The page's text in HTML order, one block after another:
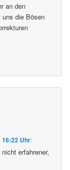
an den
uns die Bösen
16:22 Uhr:
erfahrener,